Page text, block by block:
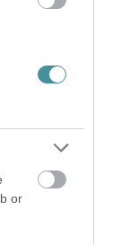
or
Autó